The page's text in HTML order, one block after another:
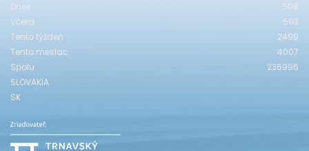
Dnes
508
Včera
593
Tento týždeň
2499
Tento mesiac
4007
Spolu
236996
SLOVAKIA
SK